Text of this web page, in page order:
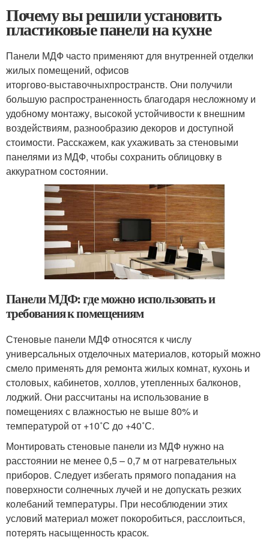
Почему вы решили установить
пластиковые панели на кухне
Панели МДФ часто применяют для внутренней отделки
жилых помещений, офисов
иторгово-выставочныхпространств. Они получили
большую распространенность благодаря несложному и
удобному монтажу, высокой устойчивости к внешним
воздействиям, разнообразию декоров и доступной
стоимости. Расскажем, как ухаживать за стеновыми
панелями из МДФ, чтобы сохранить облицовку в
аккуратном состоянии.
Панели МДФ: где можно использовать и
требования к помещениям
Стеновые панели МДФ относятся к числу
универсальных отделочных материалов, который можно
смело применять для ремонта жилых комнат, кухонь и
столовых, кабинетов, холлов, утепленных балконов,
лоджий. Они рассчитаны на использование в
помещениях с влажностью не выше 80% и
температурой от +10˚С до +40˚С.
Монтировать стеновые панели из МДФ нужно на
расстоянии не менее 0,5 – 0,7 м от нагревательных
приборов. Следует избегать прямого попадания на
поверхности солнечных лучей и не допускать резких
колебаний температуры. При несоблюдении этих
условий материал может покоробиться, расслоиться,
потерять насыщенность красок.